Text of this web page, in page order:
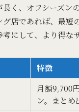
く、オフシーズン
店であれば、最短
にして、より得な
特徴
月額9,700
ン。まと